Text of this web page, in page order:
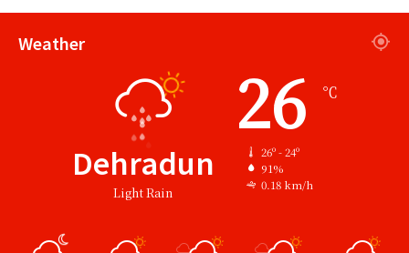
Weather
Dehradun
Light Rain
26 ℃
26º - 24º
91%
0.18 km/h